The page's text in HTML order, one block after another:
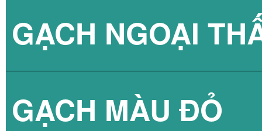
BÌNH NÓNG
BÌNH NÓNG
GẠCH NPG
GẠCH NPG
GẠCH NGOẠI
GẠCH MÀU ĐỎ